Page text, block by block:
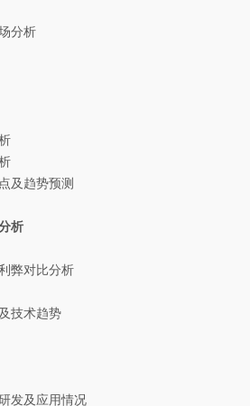
分析
及趋势预测
析
弊对比分析
技术趋势
发及应用情况